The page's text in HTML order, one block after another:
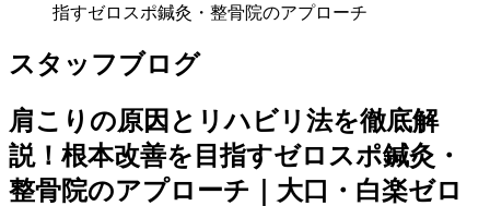
指すゼロスポ鍼灸・整骨院のアプローチ
スタッフブログ
肩こりの原因とリハビリ法を徹底解
説！根本改善を目指すゼロスポ鍼灸・
整骨院のアプローチ｜大口・白楽ゼロ